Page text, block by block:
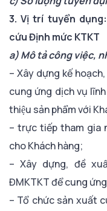
3. Vị trí tuyển
cứu Định mức KTKT
a) Mô tả công việc,
– Xây dựng kế
cung ứng dịch vụ
thiệu sản phẩm với
– trực tiếp tham gia
cho Khách hàng;
– Xây dựng, đề
ĐMKTKT để cung
– Tổ chức sản xuất